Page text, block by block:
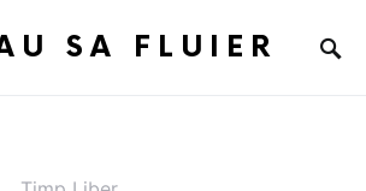
SA FLUIER